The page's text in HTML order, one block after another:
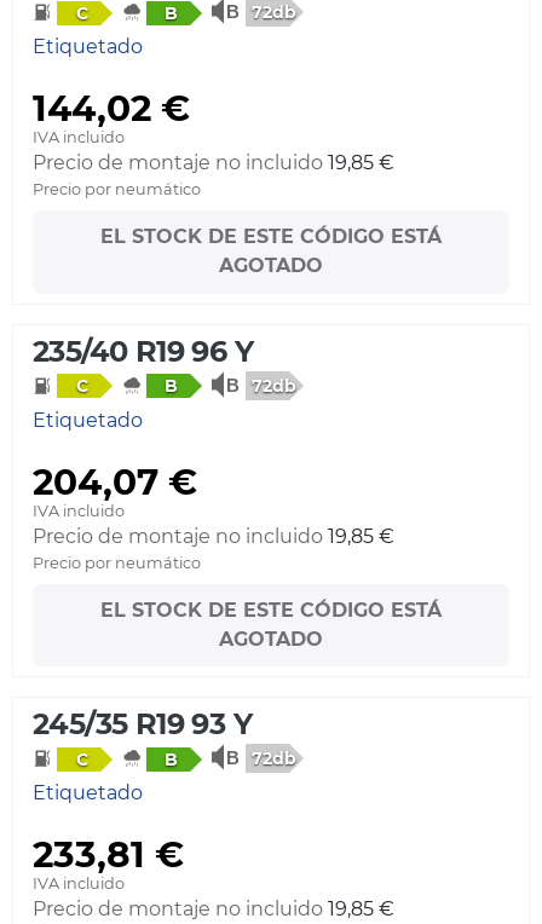
C B 72db
Etiquetado
144,02 €
IVA incluido
Precio de montaje no incluido 19,85 €
Precio por neumático
EL STOCK DE ESTE CÓDIGO ESTÁ
AGOTADO
235/40 R19 96 Y
C B 72db
Etiquetado
204,07 €
IVA incluido
Precio de montaje no incluido 19,85 €
Precio por neumático
EL STOCK DE ESTE CÓDIGO ESTÁ
AGOTADO
245/35 R19 93 Y
C B 72db
Etiquetado
233,81 €
IVA incluido
Precio de montaje no incluido 19,85 €